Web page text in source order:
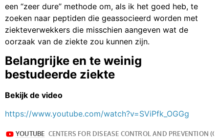
een “zeer dure” methode om, als ik het goed heb, te
zoeken naar peptiden die geassocieerd worden met
ziekteverwekkers die misschien aangeven wat de
oorzaak van de ziekte zou kunnen zijn.
Belangrijke en te weinig
bestudeerde ziekte
Bekijk de video
https://www.youtube.com/watch?v=SViPfk_OGGg